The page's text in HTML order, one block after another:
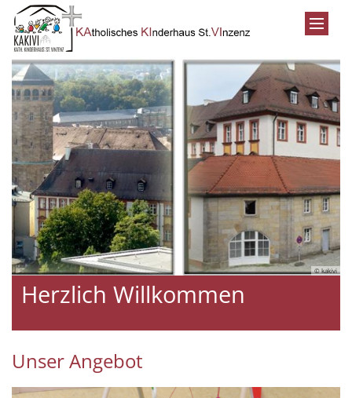
Zum Inhalt springen
© kakivi
Herzlich Willkommen
Unser Angebot